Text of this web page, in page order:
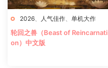
2026 人气佳作 单机大作
轮回之兽（Beast of Reincarnati
on）中文版